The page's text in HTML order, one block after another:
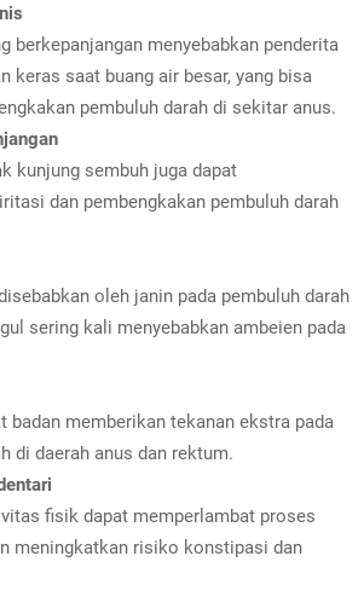
berkepanjangan menyebabkan penderita
keras saat buang air besar, yang bisa
pembuluh darah di sekitar anus.
kunjung sembuh juga dapat
dan pembengkakan pembuluh darah
oleh janin pada pembuluh darah
sering kali menyebabkan ambeien pada
badan memberikan tekanan ekstra pada
di daerah anus dan rektum.
fisik dapat memperlambat proses
meningkatkan risiko konstipasi dan